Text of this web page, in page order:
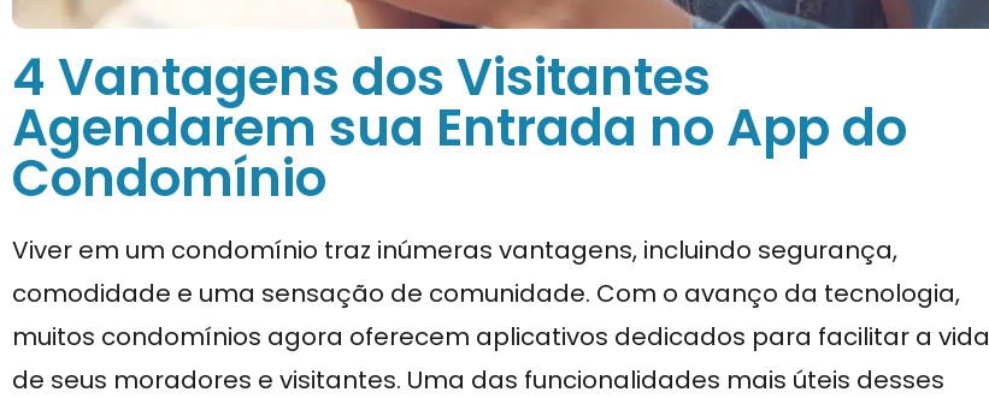
4 Vantagens dos Visitantes
Agendarem sua Entrada no App do
Condomínio
Viver em um condomínio traz inúmeras vantagens, incluindo segurança,
comodidade e uma sensação de comunidade. Com o avanço da tecnologia,
muitos condomínios agora oferecem aplicativos dedicados para facilitar a vida
de seus moradores e visitantes. Uma das funcionalidades mais úteis desses